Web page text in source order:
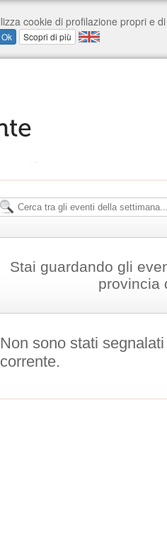
Stai guardando gli
provincia
Non sono stati
corrente.